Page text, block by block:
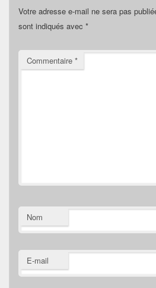
Votre adresse e-mail ne sera pas
sont indiqués avec *
Commentaire *
Nom
E-mail